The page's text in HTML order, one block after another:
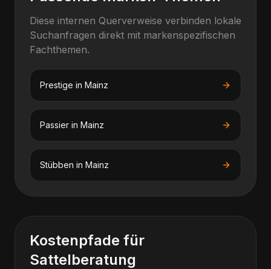
Diese internen Querverweise verbinden lokale
Suchanfragen direkt mit markenspezifischen
Fachthemen.
Prestige in Mainz
Passier in Mainz
Stübben in Mainz
Kostenpfade für
Sattelberatung